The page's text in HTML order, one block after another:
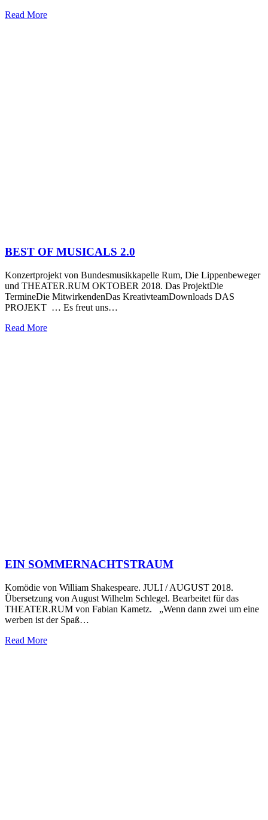
Read More
BEST OF MUSICALS 2.0
Konzertprojekt von Bundesmusikkapelle Rum, Die Lippenbeweger
und THEATER.RUM OKTOBER 2018. Das ProjektDie
TermineDie MitwirkendenDas KreativteamDownloads DAS
PROJEKT … Es freut uns…
Read More
EIN SOMMERNACHTSTRAUM
Komödie von William Shakespeare. JULI / AUGUST 2018.
Übersetzung von August Wilhelm Schlegel. Bearbeitet für das
THEATER.RUM von Fabian Kametz. „Wenn dann zwei um eine
werben ist der Spaß…
Read More